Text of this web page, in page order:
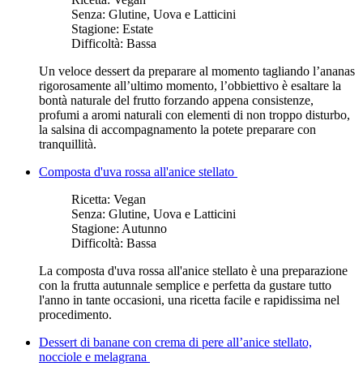
Senza: Glutine, Uova e Latticini
Stagione: Estate
Difficoltà: Bassa
Un veloce dessert da preparare al momento tagliando l’ananas
rigorosamente all’ultimo momento, l’obbiettivo è esaltare la
bontà naturale del frutto forzando appena consistenze,
profumi a aromi naturali con elementi di non troppo disturbo,
la salsina di accompagnamento la potete preparare con
tranquillità.
Composta d'uva rossa all'anice stellato
Ricetta: Vegan
Senza: Glutine, Uova e Latticini
Stagione: Autunno
Difficoltà: Bassa
La composta d'uva rossa all'anice stellato è una preparazione
con la frutta autunnale semplice e perfetta da gustare tutto
l'anno in tante occasioni, una ricetta facile e rapidissima nel
procedimento.
Dessert di banane con crema di pere all’anice stellato,
nocciole e melagrana